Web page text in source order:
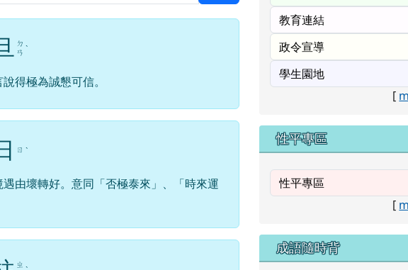
ㄉ
ㄢ ˋ
得極為誠懇可信。
ㄖ ˋ
由壞轉好。意同「否極泰來」、「時來運
ㄓ
[
性平專區
[
成語隨時背